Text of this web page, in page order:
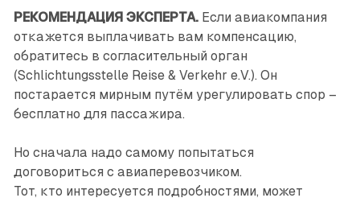
РЕКОМЕНДАЦИЯ ЭКСПЕРТА. Если авиакомпания
откажется выплачивать вам компенсацию,
обратитесь в согласительный орган
(Schlichtungsstelle Reise & Verkehr e.V.). Он
постарается мирным путём урегулировать спор –
бесплатно для пассажира.
Но сначала надо самому попытаться
договориться с авиаперевозчиком.
Тот, кто интересуется подробностями, может